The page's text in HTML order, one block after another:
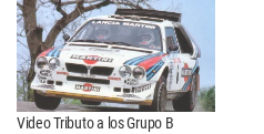
Video Tributo a los Grupo B